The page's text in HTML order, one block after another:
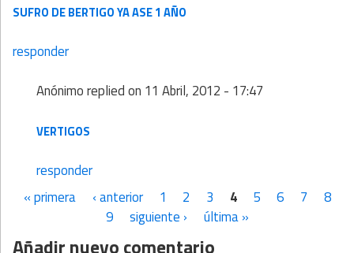
SUFRO DE BERTIGO YA ASE 1 AÑO
responder
Anónimoreplied on 11 Abril, 2012 - 17:47
VERTIGOS
responder
Páginas
« primera ‹ anterior 1 2 3 4 5 6 7
8
9
siguiente › última »
Añadir nuevo comentario